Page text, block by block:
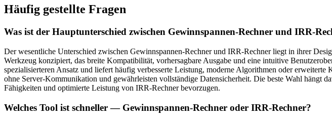
Häufig gestellte Fragen
Was ist der Hauptunterschied zwischen Gewinnspannen-Rechner und IRR-
Der wesentliche Unterschied zwischen Gewinnspannen-Rechner und IRR-Rechner liegt in ihrer
Werkzeug konzipiert, das breite Kompatibilität, vorhersagbare Ausgabe und eine intuitive
spezialisierteren Ansatz und liefert häufig verbesserte Leistung, moderne Algorithmen oder
ohne Server-Kommunikation und gewährleisten vollständige Datensicherheit. Die beste Wahl hängt
Fähigkeiten und optimierte Leistung von IRR-Rechner bevorzugen.
Welches Tool ist schneller — Gewinnspannen-Rechner oder IRR-Rechner?